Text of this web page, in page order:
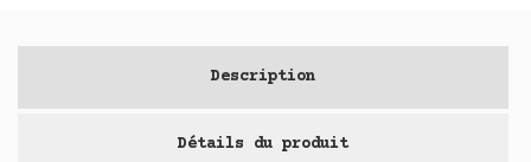
Description
Détails du produit